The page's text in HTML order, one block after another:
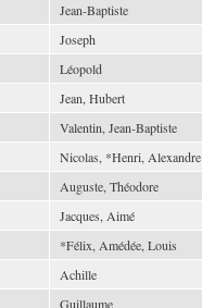
Jean-Baptiste
Joseph
Léopold
Jean, Hubert
Valentin, Jean-Baptiste
Nicolas, *Henri, Alexandre
Auguste, Théodore
Jacques, Aimé
*Félix, Amédée, Louis
Achille
Guillaume